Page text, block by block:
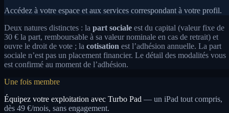
Accédez à votre espace et aux services correspondant à votre profil.
Deux natures distinctes : la part sociale est du capital (valeur fixe de
30 € la part, remboursable à sa valeur nominale en cas de retrait) et
ouvre le droit de vote ; la cotisation est l’adhésion annuelle. La part
sociale n’est pas un placement financier. Le détail des modalités vous
est confirmé au moment de l’adhésion.
Une fois membre
Équipez votre exploitation avec Turbo Pad — un iPad tout compris,
dès 49 €/mois, sans engagement.